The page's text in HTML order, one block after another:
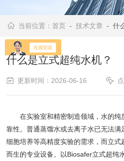
当前位置：首页 -技术文章 - 什
什么是立式超纯水机？
更新时间：2026-06-16
在实验室和精密制造领域，水的纯
靠性。普通蒸馏水或去离子水已无法满
细胞培养等高精度实验的需求，而立
而生的专业设备。以Biosafer立式超纯